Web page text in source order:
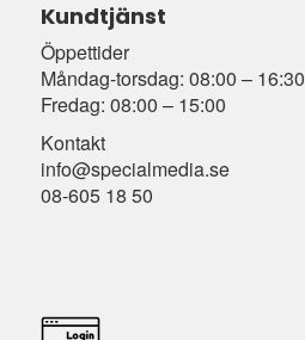
Kundtjänst
Öppettider
Måndag-torsdag: 08:00 – 16:30
Fredag: 08:00 – 15:00
Kontakt
info@specialmedia.se
08-605 18 50